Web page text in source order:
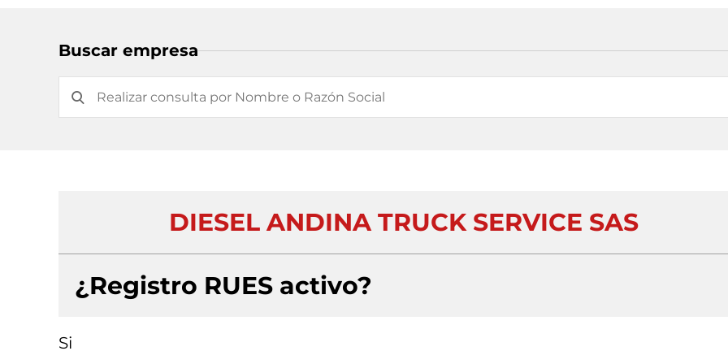
Buscar empresa
DIESEL ANDINA TRUCK SERVICE SAS
¿Registro RUES activo?
Si